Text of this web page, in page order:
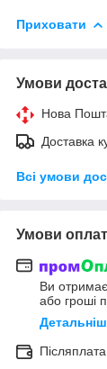
Приховати
Умови
Нова
Доставка
Всі умови
Умови
Ви
або гроші
Післяплата